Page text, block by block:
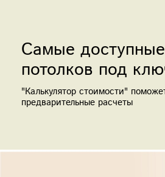
Cамые
потолков под
"Калькулятор стоимости"
предварительные расчеты